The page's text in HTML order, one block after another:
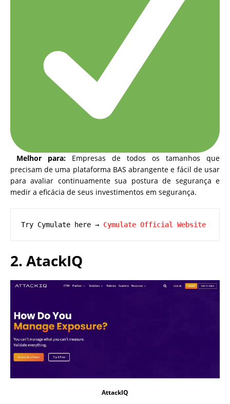
Melhor para: Empresas de todos os tamanhos que
precisam de uma plataforma BAS abrangente e fácil de usar
para avaliar continuamente sua postura de segurança e
medir a eficácia de seus investimentos em segurança.
Try Cymulate here → Cymulate Official Website
2. AtackIQ
AttackIQ